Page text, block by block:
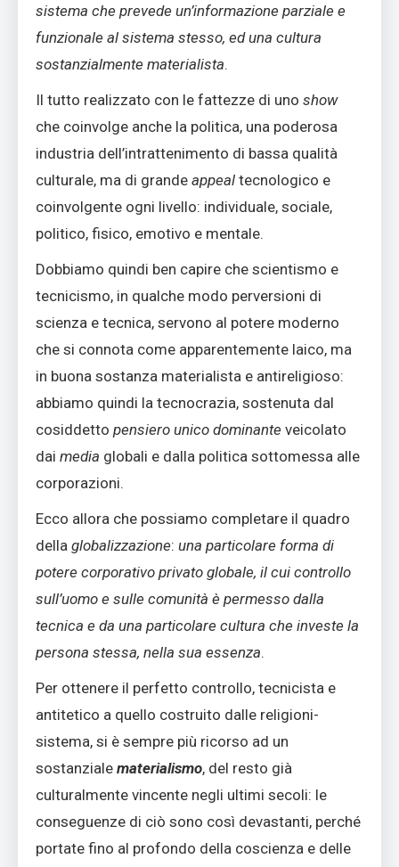
sistema che prevede un’informazione parziale e
funzionale al sistema stesso, ed una cultura
sostanzialmente materialista.
Il tutto realizzato con le fattezze di uno show
che coinvolge anche la politica, una poderosa
industria dell’intrattenimento di bassa qualità
culturale, ma di grande appeal tecnologico e
coinvolgente ogni livello: individuale, sociale,
politico, fisico, emotivo e mentale.
Dobbiamo quindi ben capire che scientismo e
tecnicismo, in qualche modo perversioni di
scienza e tecnica, servono al potere moderno
che si connota come apparentemente laico, ma
in buona sostanza materialista e antireligioso:
abbiamo quindi la tecnocrazia, sostenuta dal
cosiddetto pensiero unico dominante veicolato
dai media globali e dalla politica sottomessa alle
corporazioni.
Ecco allora che possiamo completare il quadro
della globalizzazione: una particolare forma di
potere corporativo privato globale, il cui controllo
sull’uomo e sulle comunità è permesso dalla
tecnica e da una particolare cultura che investe la
persona stessa, nella sua essenza.
Per ottenere il perfetto controllo, tecnicista e
antitetico a quello costruito dalle religioni-
sistema, si è sempre più ricorso ad un
sostanziale materialismo, del resto già
culturalmente vincente negli ultimi secoli: le
conseguenze di ciò sono così devastanti, perché
portate fino al profondo della coscienza e delle